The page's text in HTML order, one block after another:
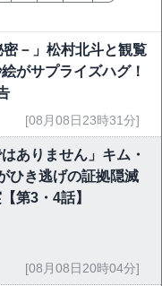
密－」松村北斗と観覧
がサプライズハグ！
[08月08日23時31分]
ありません」キム・
ひき逃げの証拠隠滅
第3・4話】
[08月08日20時04分]